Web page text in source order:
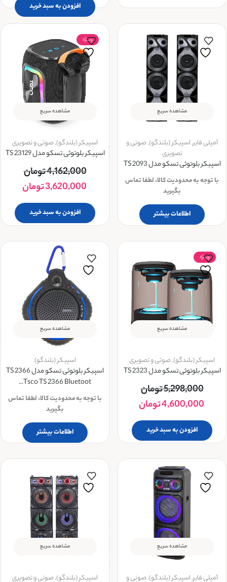
افزودن به سبد خرید
مشاهده سریع
آمپلی فایر,اسپیکر (بلندگو),صوتی و
تصویری
اسپیکر بلوتوثی تسکو مدل TS 2093
با توجه به محدودیت کالا، لطفا تماس
بگیرید
اطلاعات بیشتر
ویــژه
مشاهده سریع
اسپیکر (بلندگو),صوتی و تصویری
اسپیکر بلوتوثی تسکو مدل TS 23129
4,162,000تومان
3,620,000تومان
افزودن به سبد خرید
ویــژه
مشاهده سریع
اسپیکر (بلندگو),صوتی و تصویری
اسپیکر بلوتوثی تسکو مدل TS 2323
5,298,000تومان
4,600,000تومان
افزودن به سبد خرید
مشاهده سریع
اسپیکر (بلندگو)
اسپیکر بلوتوثی تسکو مدل TS 2366
Tsco TS 2366 Bluetoot...
با توجه به محدودیت کالا، لطفا تماس
بگیرید
اطلاعات بیشتر
مشاهده سریع
آمپلی فایر,اسپیکر (بلندگو),صوتی و
مشاهده سریع
اسپیکر (بلندگو),صوتی و تصویری